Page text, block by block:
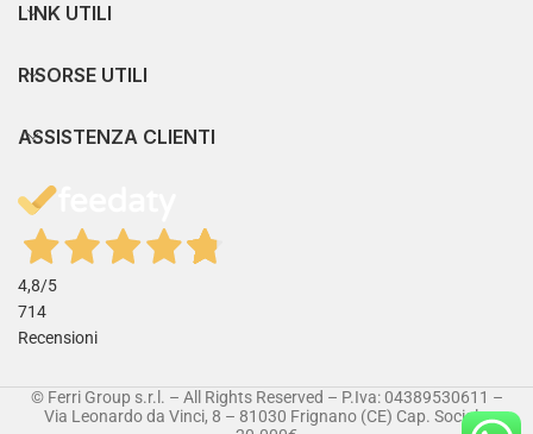
LINK UTILI
RISORSE UTILI
ASSISTENZA CLIENTI
4,8/5
714
Recensioni
© Ferri Group s.r.l. – All Rights Reserved – P.Iva: 04389530611 –
Via Leonardo da Vinci, 8 – 81030 Frignano (CE) Cap. Sociale: